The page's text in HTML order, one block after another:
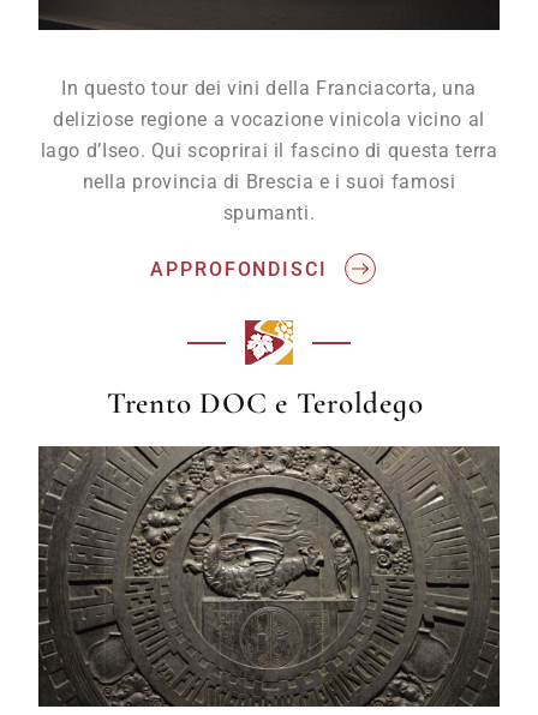
In questo tour dei vini della Franciacorta, una
deliziose regione a vocazione vinicola vicino al
lago d’Iseo. Qui scoprirai il fascino di questa terra
nella provincia di Brescia e i suoi famosi
spumanti.
APPROFONDISCI
Trento DOC e Teroldego